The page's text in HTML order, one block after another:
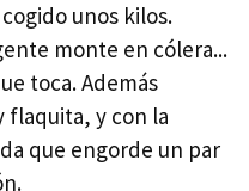
unos kilos.
monte en cólera...
toca. Además
flaquita, y con la
que engorde un par